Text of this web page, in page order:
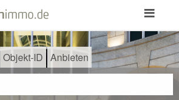
Toggle
Objekt-ID Anbieten